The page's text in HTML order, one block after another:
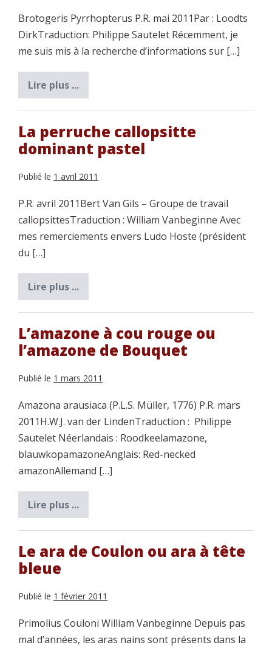
Brotogeris Pyrrhopterus P.R. mai 2011Par : Loodts
DirkTraduction: Philippe Sautelet Récemment, je
me suis mis à la recherche d’informations sur […]
Lire plus ...
Le
Touï
flamboyant
La perruche callopsitte
dominant pastel
Publié le 1 avril 2011
P.R. avril 2011Bert Van Gils – Groupe de travail
callopsittesTraduction : William Vanbeginne Avec
mes remerciements envers Ludo Hoste (président
du […]
Lire plus ...
La
perruche
callopsitte
pastel
L’amazone à cou rouge ou
l’amazone de Bouquet
Publié le 1 mars 2011
Amazona arausiaca (P.L.S. Müller, 1776) P.R. mars
2011H.W.J. van der LindenTraduction : Philippe
Sautelet Néerlandais : Roodkeelamazone,
blauwkopamazoneAnglais: Red-necked
amazonAllemand […]
Lire plus ...
L’amazone
à
cou
ou
l’amazone
de
Bouquet
Le ara de Coulon ou ara à tête
bleue
Publié le 1 février 2011
Primolius Couloni William Vanbeginne Depuis pas
mal d’années, les aras nains sont présents dans la